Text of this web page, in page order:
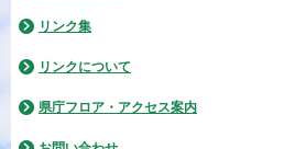
リンク集
リンクについて
県庁フロア・アクセス案内